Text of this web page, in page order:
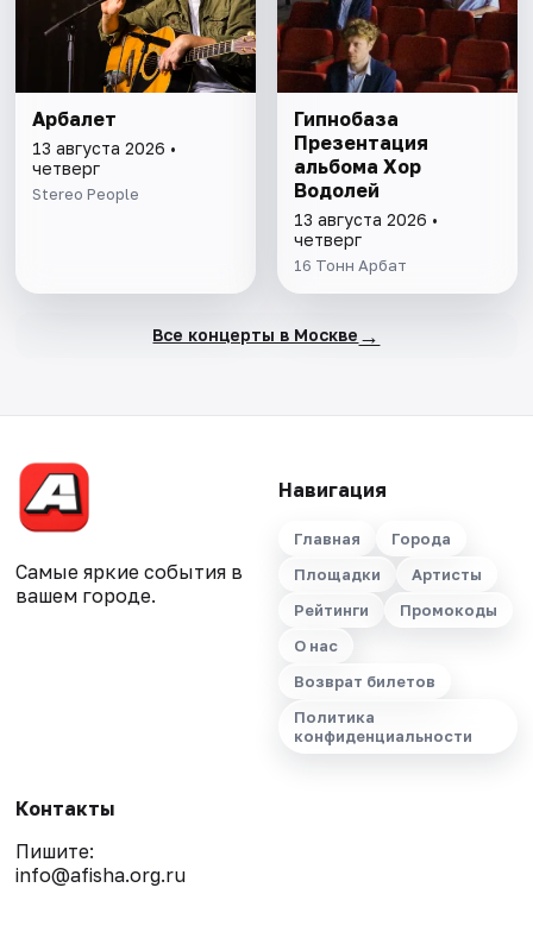
Арбалет
13 августа 2026 •
четверг
Stereo People
Гипнобаза
Презентация
альбома Хор
Водолей
13 августа 2026 •
четверг
16 Тонн Арбат
Все концерты в Москве →
Самые яркие события в
вашем городе.
Навигация
Главная
Города
Площадки
Артисты
Рейтинги
Промокоды
О нас
Возврат билетов
Политика
конфиденциальности
Контакты
Пишите:
info@afisha.org.ru